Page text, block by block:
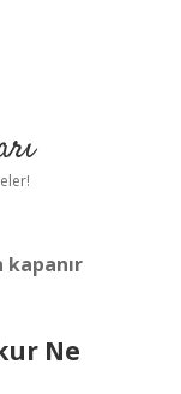
kapanır
Ne